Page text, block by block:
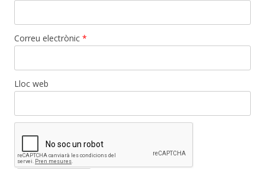
Correu electrònic *
Lloc web